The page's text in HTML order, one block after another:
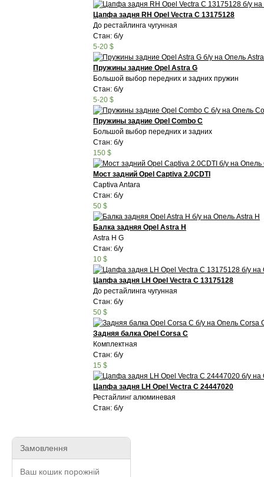
Цапфа задня RH Opel Vectra C 13175128
До рестайлинга чугунная
Стан: б/у
5-20 $
Пружины задние Opel Astra G
Большой выбор передних и задних пружин
Стан: б/у
5-20 $
Пружины задние Opel Соmbo C
Большой выбор передних и задних
Стан: б/у
150 $
Мост задний Opel Captiva 2.0CDTI
Captiva Antara
Стан: б/у
50 $
Балка задняя Opel Astra H
Astra H G
Стан: б/у
10 $
Цапфа задня LH Opel Vectra C 13175128
До рестайлинга чугунная
Стан: б/у
50 $
Задняя балка Opel Corsa C
Комплектная
Стан: б/у
15 $
Цапфа задня LH Opel Vectra C 24447020
Рестайлинг алюминевая
Стан: б/у
Замовлення
Ваш кошик порожній